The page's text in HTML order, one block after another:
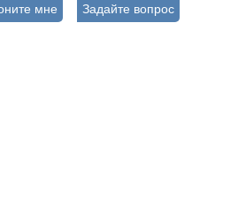
мне Задайте вопрос